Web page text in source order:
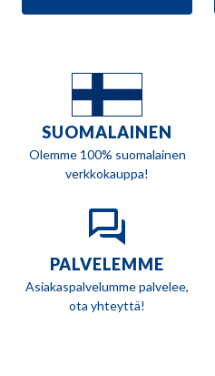
SUOMALAINEN
Olemme 100% suomalainen
verkkokauppa!
PALVELEMME
Asiakaspalvelumme palvelee,
ota yhteyttä!